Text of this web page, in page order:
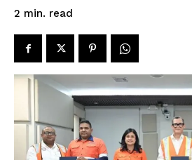
2 min. read